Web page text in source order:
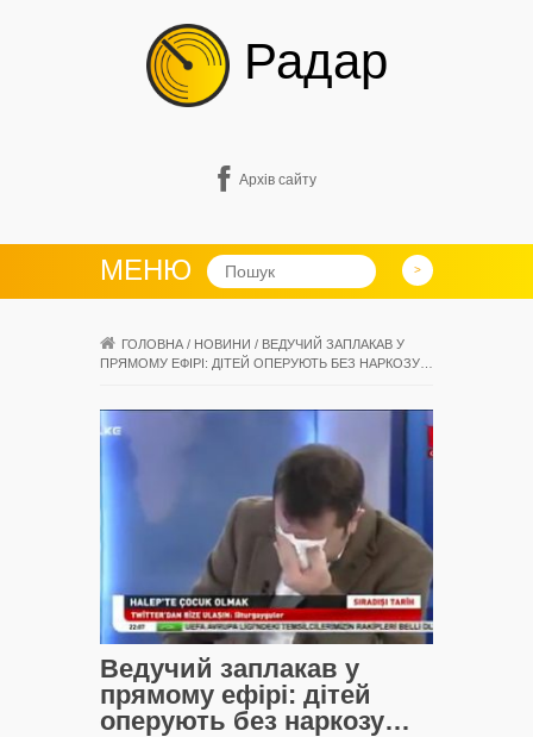
Радар
Архів сайту
МЕНЮ
ГОЛОВНА / НОВИНИ / ВЕДУЧИЙ ЗАПЛАКАВ У
ПРЯМОМУ ЕФІРІ: ДІТЕЙ ОПЕРУЮТЬ БЕЗ НАРКОЗУ…
Ведучий заплакав у
прямому ефірі: дітей
оперують без наркозу…